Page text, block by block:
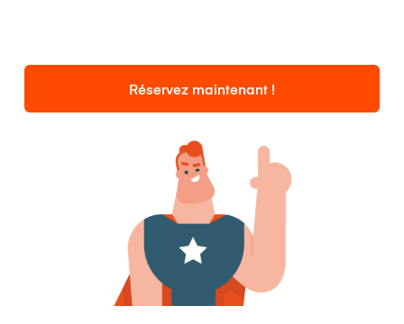
Réservez maintenant !